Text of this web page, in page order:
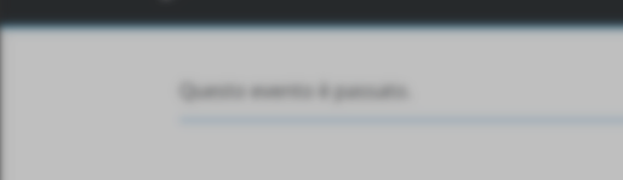
Questo evento è passato.